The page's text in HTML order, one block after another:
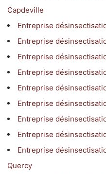
Capdeville
Entreprise
Entreprise
Entreprise
Entreprise
Entreprise
Entreprise
Entreprise
Entreprise
Entreprise
Quercy